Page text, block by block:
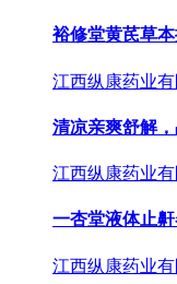
裕修堂黄芪草
江西纵康药业有
清凉亲爽舒解
江西纵康药业有
一杏堂液体止
江西纵康药业有